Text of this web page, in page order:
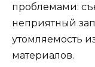
проблемами:
неприятный
утомляемость
материалов.